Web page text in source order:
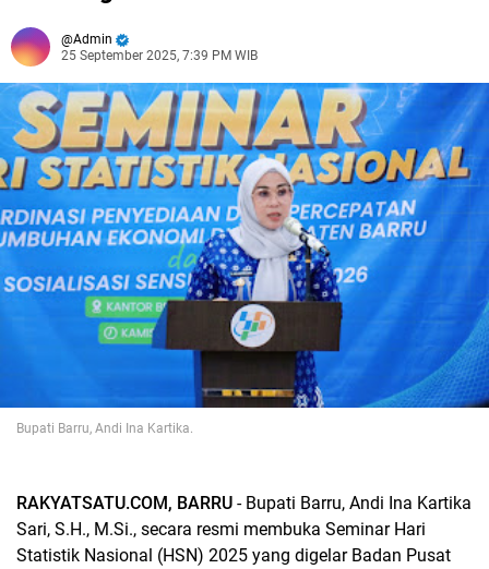
Admin
25 September 2025, 7:39 PM WIB
Bupati Barru, Andi Ina Kartika.
RAKYATSATU.COM, BARRU - Bupati Barru, Andi Ina Kartika
Sari, S.H., M.Si., secara resmi membuka Seminar Hari
Statistik Nasional (HSN) 2025 yang digelar Badan Pusat